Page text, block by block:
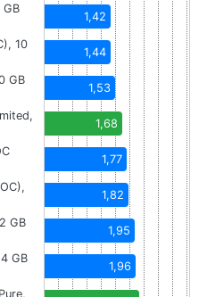
GB
1,42
10
1,44
GB
1,53
1,68
1,77
1,82
GB
1,95
GB
1,96